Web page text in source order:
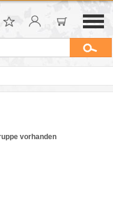
vorhanden